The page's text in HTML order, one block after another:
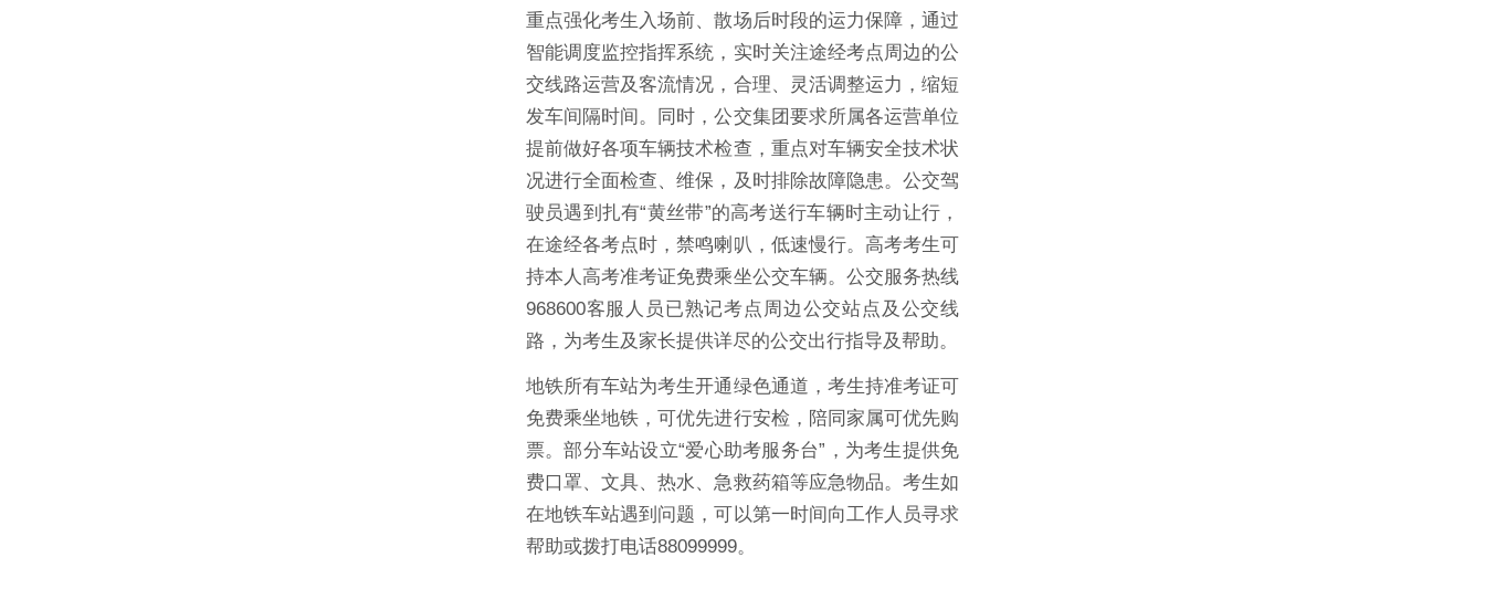
重点强化考生入场前、散场后时段的运力保障，通过
智能调度监控指挥系统，实时关注途经考点周边的公
交线路运营及客流情况，合理、灵活调整运力，缩短
发车间隔时间。同时，公交集团要求所属各运营单位
提前做好各项车辆技术检查，重点对车辆安全技术状
况进行全面检查、维保，及时排除故障隐患。公交驾
驶员遇到扎有“黄丝带”的高考送行车辆时主动让行，
在途经各考点时，禁鸣喇叭，低速慢行。高考考生可
持本人高考准考证免费乘坐公交车辆。公交服务热线
968600客服人员已熟记考点周边公交站点及公交线
路，为考生及家长提供详尽的公交出行指导及帮助。
地铁所有车站为考生开通绿色通道，考生持准考证可
免费乘坐地铁，可优先进行安检，陪同家属可优先购
票。部分车站设立“爱心助考服务台”，为考生提供免
费口罩、文具、热水、急救药箱等应急物品。考生如
在地铁车站遇到问题，可以第一时间向工作人员寻求
帮助或拨打电话88099999。